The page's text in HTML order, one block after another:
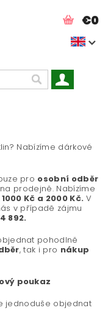
€0
Nabízíme dárkové
pro osobní odběr
prodejně. Nabízíme
Kč a 2000 Kč. V
v případě zájmu
892.
pohodlně
, tak i pro nákup
poukaz
jednoduše objednat